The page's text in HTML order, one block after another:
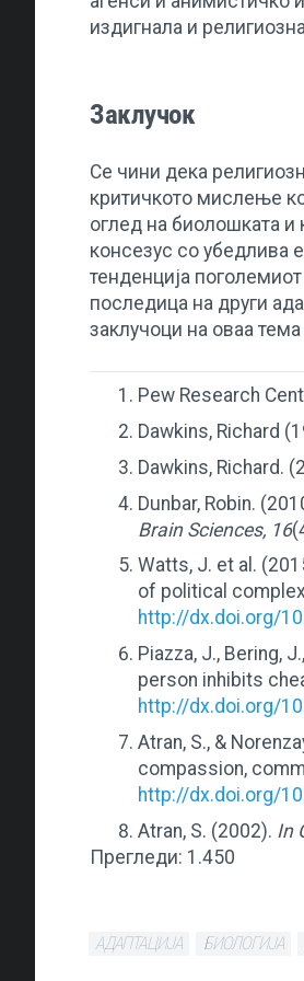
издигнала и
Заклучок
Се чини дека
критичкото мислење
оглед на биолошката и
консезус со убедлива
тенденција
последица на други
заклучоци на оваа
Pew Research
Dawkins, Richard
Dawkins, Richard.
Dunbar, Robin.
Brain Sciences, 16
Watts, J. et al.
of political
http://dx.doi.org/
Piazza, J., Bering,
person inhibits
http://dx.doi.org/
Atran, S., &
compassion,
http://dx.doi.org/
Atran, S. (2002). In
Прегледи: 1.450
АДАПТАЦИЈА БИОЛОГИЈА